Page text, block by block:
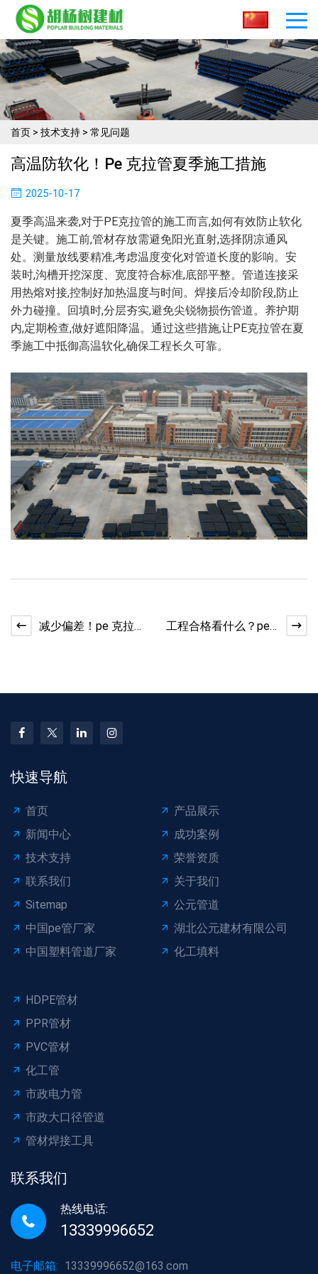
首页 > 技术支持 > 常见问题
高温防软化！pe 克拉管夏季施工措施​
2025-10-17
夏季高温来袭,对于PE克拉管的施工而言,如何有效防止软化
是关键。施工前,管材存放需避免阳光直射,选择阴凉通风
处。测量放线要精准,考虑温度变化对管道长度的影响。安
装时,沟槽开挖深度、宽度符合标准,底部平整。管道连接采
用热熔对接,控制好加热温度与时间。焊接后冷却阶段,防止
外力碰撞。回填时,分层夯实,避免尖锐物损伤管道。养护期
内,定期检查,做好遮阳降温。通过这些措施,让PE克拉管在夏
季施工中抵御高温软化,确保工程长久可靠。
减少偏差！pe 克拉管
工程合格看什么？pe
快速导航
首页
产品展示
新闻中心
成功案例
技术支持
荣誉资质
联系我们
关于我们
Sitemap
公元管道
中国pe管厂家
湖北公元建材有限公司
中国塑料管道厂家
化工填料
HDPE管材
PPR管材
PVC管材
化工管
市政电力管
市政大口径管道
管材焊接工具
联系我们
热线电话:
13339996652
电子邮箱: 13339996652@163.com